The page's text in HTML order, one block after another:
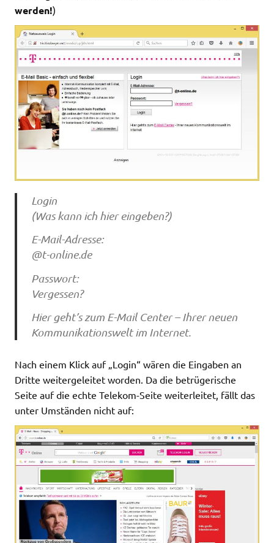
werden!)
Login
(Was kann ich hier eingeben?)
E-Mail-Adresse:
@t-online.de
Passwort:
Vergessen?
Hier geht’s zum E-Mail Center – Ihrer neuen
Kommunikationswelt im Internet.
Nach einem Klick auf „Login“ wären die Eingaben an
Dritte weitergeleitet worden. Da die betrügerische
Seite auf die echte Telekom-Seite weiterleitet, fällt das
unter Umständen nicht auf: